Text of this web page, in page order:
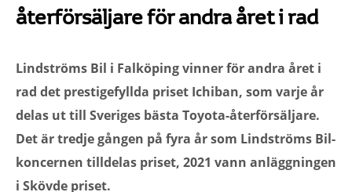
återförsäljare för andra året i rad
Lindströms Bil i Falköping vinner för andra året i
rad det prestigefyllda priset Ichiban, som varje år
delas ut till Sveriges bästa Toyota-återförsäljare.
Det är tredje gången på fyra år som Lindströms Bil-
koncernen tilldelas priset, 2021 vann anläggningen
i Skövde priset.